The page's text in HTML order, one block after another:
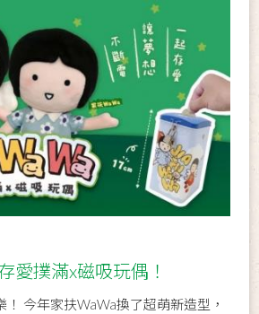
愛撲滿x磁吸玩偶！
今年家扶WaWa換了超萌新造型，